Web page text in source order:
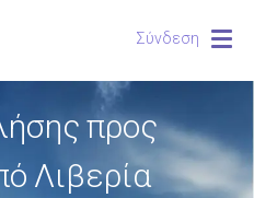
Σύνδεση
προς
Λιβερία